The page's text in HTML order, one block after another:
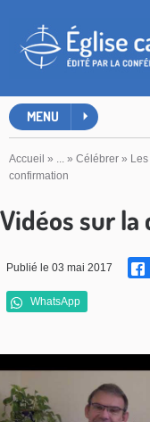
MENU
Accueil » ... » Célébrer »
confirmation
Vidéos sur
Publié le 03 mai 2017
WhatsApp